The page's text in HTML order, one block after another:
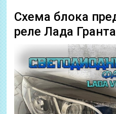
Схема блока
реле Лада Гранта